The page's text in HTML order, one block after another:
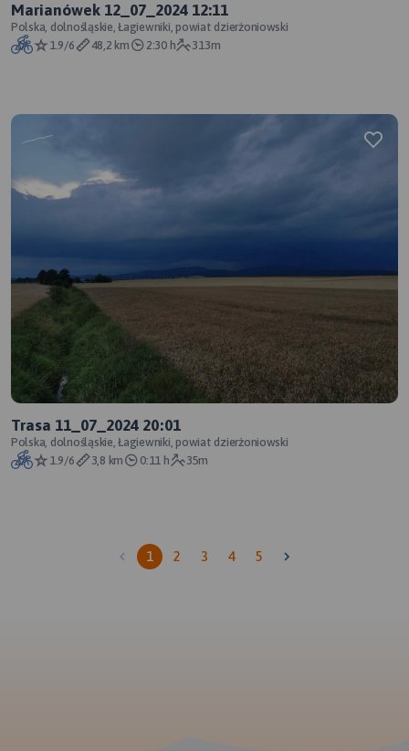
Marianówek 12_07_2024 12:11
Polska, dolnośląskie, Łagiewniki, powiat dzierżoniowski
1.9/6
48,2 km 2:30 h 313m
Trasa 11_07_2024 20:01
Polska, dolnośląskie, Łagiewniki, powiat dzierżoniowski
1.9/6
3,8 km 0:11 h 35m
1 2 3 4 5